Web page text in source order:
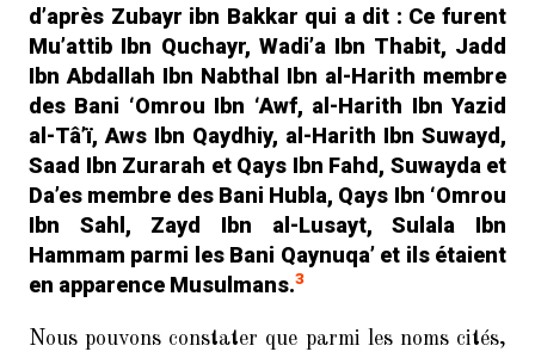
d’après Zubayr ibn Bakkar qui a dit : Ce furent
Mu’attib Ibn Quchayr, Wadi’a Ibn Thabit, Jadd
Ibn Abdallah Ibn Nabthal Ibn al-Harith membre
des Bani ‘Omrou Ibn ‘Awf, al-Harith Ibn Yazid
al-Tâ’ï, Aws Ibn Qaydhiy, al-Harith Ibn Suwayd,
Saad Ibn Zurarah et Qays Ibn Fahd, Suwayda et
Da’es membre des Bani Hubla, Qays Ibn ‘Omrou
Ibn Sahl, Zayd Ibn al-Lusayt, Sulala Ibn
Hammam parmi les Bani Qaynuqa’ et ils étaient
en apparence Musulmans.3
Nous pouvons constater que parmi les noms cités,